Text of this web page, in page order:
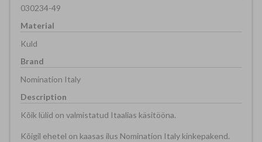
030234-49
Kuld
Nomination Italy
Kõik lülid on valmistatud Itaalias käsitööna.
Kõigil ehetel on kaasas ilus Nomination Italy kinkepakend.